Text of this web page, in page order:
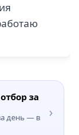
за
день — в
›